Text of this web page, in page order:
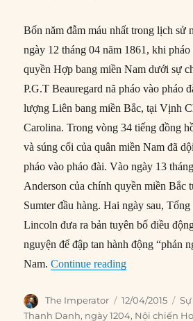
Bốn năm đẫm máu nhất trong lịch sử
ngày 12 tháng 04 năm 1861, khi
quyền Hợp bang miền Nam dưới sự
P.G.T Beauregard nã pháo vào pháo
lượng Liên bang miền Bắc, tại Vịnh
Carolina. Trong vòng 34 tiếng đồng
và súng cối của quân miền Nam đã
pháo vào pháo đài. Vào ngày 13
Anderson của chính quyền miền Bắc
Sumter đầu hàng. Hai ngày sau,
Lincoln đưa ra bản tuyên bố điều
nguyện để đập tan hành động “phản
Nam.Continue reading“12/04/1861:
Author
The Imperator
Posted
on
12/04/2015
Thanh Danh, ngày 1204, Nội chiến